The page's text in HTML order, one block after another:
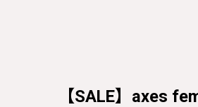
【SALE】axes